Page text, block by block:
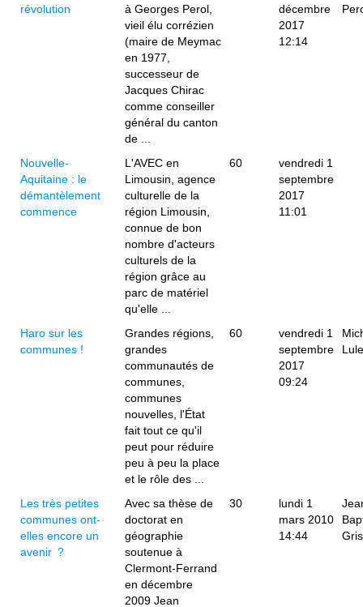
révolution
à Georges Perol,
vieil élu corrézien
(maire de Meymac
en 1977,
successeur de
Jacques Chirac
comme conseiller
général du canton
de ...
décembre
2017
12:14
Nouvelle-
Aquitaine : le
démantèlement
commence
L'AVEC en
Limousin, agence
culturelle de la
région Limousin,
connue de bon
nombre d'acteurs
culturels de la
région grâce au
parc de matériel
qu'elle ...
60
vendredi 1
septembre
2017
11:01
Haro sur les
communes !
Grandes régions,
grandes
communautés de
communes,
communes
nouvelles, l'État
fait tout ce qu'il
peut pour réduire
peu à peu la place
et le rôle des ...
60
vendredi 1
septembre
2017
09:24
Les très petites
communes ont-
elles encore un
avenir ?
Avec sa thèse de
doctorat en
géographie
soutenue à
Clermont-Ferrand
en décembre
2009 Jean
30
lundi 1
mars 2010
14:44